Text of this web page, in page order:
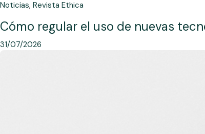
Noticias, Revista Ethica
Cómo regular el uso de nuevas
31/07/2026